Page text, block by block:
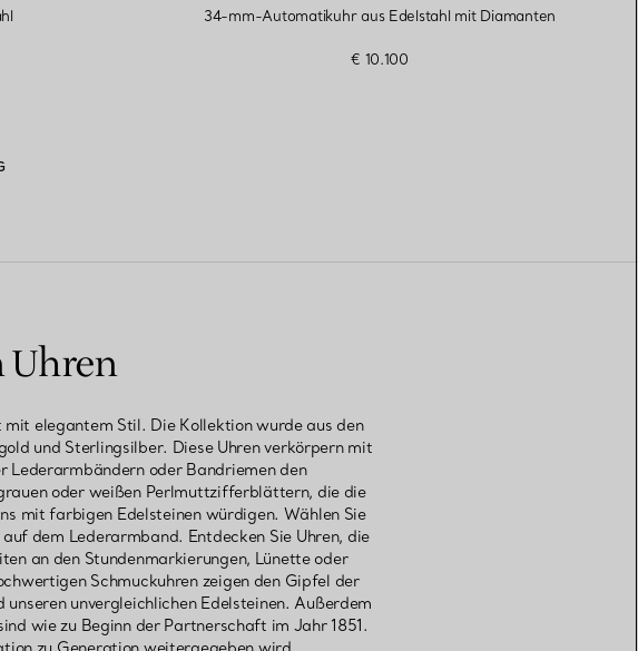
34-mm-Automatikuhr aus Edelstahl mit Diamanten
€ 10.100
Uhren
elegantem Stil. Die Kollektion wurde aus den
und Sterlingsilber. Diese Uhren verkörpern mit
Lederarmbändern oder Bandriemen den
oder weißen Perlmuttzifferblättern, die die
mit farbigen Edelsteinen würdigen. Wählen Sie
dem Lederarmband. Entdecken Sie Uhren, die
an den Stundenmarkierungen, Lünette oder
Schmuckuhren zeigen den Gipfel der
unvergleichlichen Edelsteinen. Außerdem
wie zu Beginn der Partnerschaft im Jahr 1851.